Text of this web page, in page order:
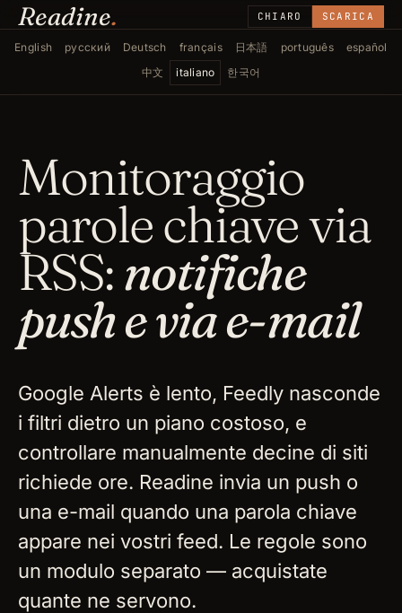
Readine. CHIARO SCARICA
English русский Deutsch français 日本語 português
español
中文
italiano 한국어
Monitoraggio
parole chiave via
RSS:notifiche
push e via e-mail
Google Alerts è lento, Feedly nasconde
i filtri dietro un piano costoso, e
controllare manualmente decine di siti
richiede ore. Readine invia un push o
una e-mail quando una parola chiave
appare nei vostri feed. Le regole sono
un modulo separato — acquistate
quante ne servono.